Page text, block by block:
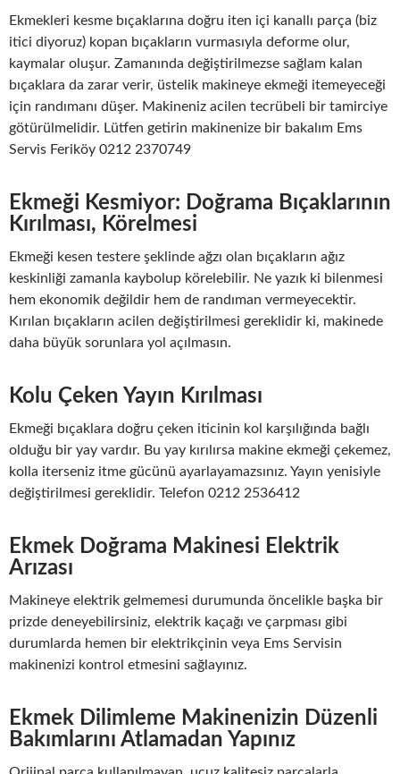
Ekmekleri kesme bıçaklarına doğru iten içi kanallı parça (biz
itici diyoruz) kopan bıçakların vurmasıyla deforme olur,
kaymalar oluşur. Zamanında değiştirilmezse sağlam kalan
bıçaklara da zarar verir, üstelik makineye ekmeği itemeyeceği
için randımanı düşer. Makineniz acilen tecrübeli bir tamirciye
götürülmelidir. Lütfen getirin makinenize bir bakalım Ems
Servis Feriköy 0212 2370749
Ekmeği Kesmiyor: Doğrama Bıçaklarının
Kırılması, Körelmesi
Ekmeği kesen testere şeklinde ağzı olan bıçakların ağız
keskinliği zamanla kaybolup körelebilir. Ne yazık ki bilenmesi
hem ekonomik değildir hem de randıman vermeyecektir.
Kırılan bıçakların acilen değiştirilmesi gereklidir ki, makinede
daha büyük sorunlara yol açılmasın.
Kolu Çeken Yayın Kırılması
Ekmeği bıçaklara doğru çeken iticinin kol karşılığında bağlı
olduğu bir yay vardır. Bu yay kırılırsa makine ekmeği çekemez,
kolla iterseniz itme gücünü ayarlayamazsınız. Yayın yenisiyle
değiştirilmesi gereklidir. Telefon 0212 2536412
Ekmek Doğrama Makinesi Elektrik
Arızası
Makineye elektrik gelmemesi durumunda öncelikle başka bir
prizde deneyebilirsiniz, elektrik kaçağı ve çarpması gibi
durumlarda hemen bir elektrikçinin veya Ems Servisin
makinenizi kontrol etmesini sağlayınız.
Ekmek Dilimleme Makinenizin Düzenli
Bakımlarını Atlamadan Yapınız